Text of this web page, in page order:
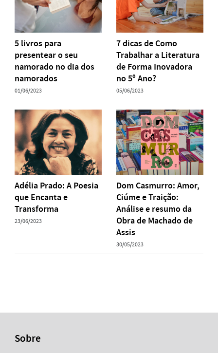
5 livros para
presentear o seu
namorado no dia dos
namorados
01/06/2023
7 dicas de Como
Trabalhar a Literatura
de Forma Inovadora
no 5º Ano?
05/06/2023
Adélia Prado: A Poesia
que Encanta e
Transforma
23/06/2023
Dom Casmurro: Amor,
Ciúme e Traição:
Análise e resumo da
Obra de Machado de
Assis
30/05/2023
Sobre